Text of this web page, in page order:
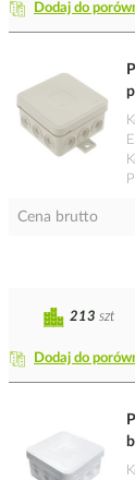
Dodaj do
Cena brutto
Dodaj do
213 szt